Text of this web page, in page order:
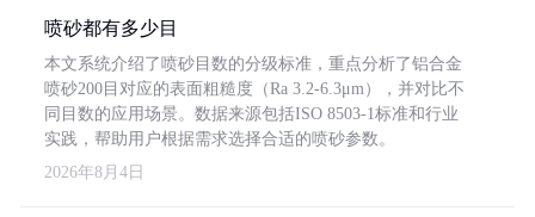
喷砂都有多少目
本文系统介绍了喷砂目数的分级标准，重点分析了铝合金
喷砂200目对应的表面粗糙度（Ra 3.2-6.3μm），并对比不
同目数的应用场景。数据来源包括ISO 8503-1标准和行业
实践，帮助用户根据需求选择合适的喷砂参数。
2026年8月4日